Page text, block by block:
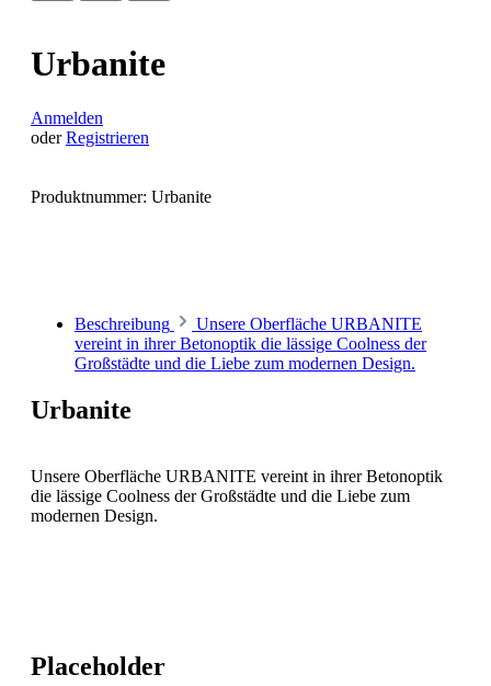
Urbanite
Anmelden
oderRegistrieren
Produktnummer: Urbanite
Beschreibung
Unsere Oberfläche URBANITE
vereint in ihrer Betonoptik die lässige Coolness der
Großstädte und die Liebe zum modernen Design.
Urbanite
Unsere Oberfläche URBANITE vereint in ihrer Betonoptik
die lässige Coolness der Großstädte und die Liebe zum
modernen Design.
Placeholder